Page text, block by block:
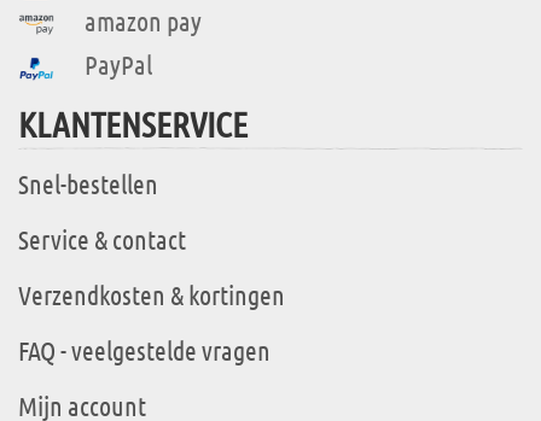
amazon pay
PayPal
KLANTENSERVICE
Snel-bestellen
Service & contact
Verzendkosten & kortingen
FAQ - veelgestelde vragen
Mijn account